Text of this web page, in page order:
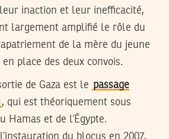
leur inaction et leur inefficacité,
largement amplifié le rôle du
de la mère du jeune
place des deux convois.
de Gaza est le passage
, qui est théoriquement sous
Hamas et de l’Égypte.
du blocus en 2007,